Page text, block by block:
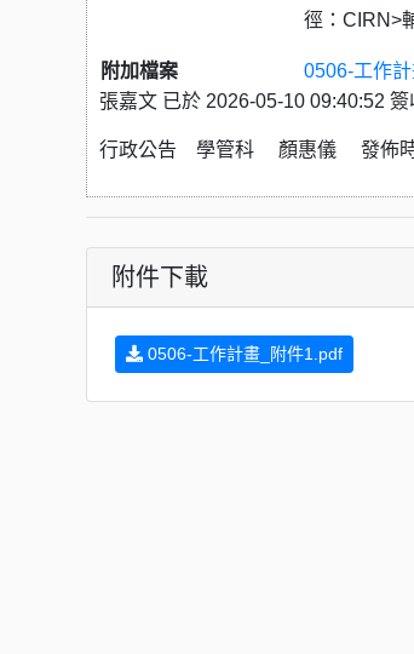
徑：CIRN>
附加檔案
0506-工作
張嘉文 已於 2026-05-10 09:40:52 簽
行政公告 學管科 顏惠儀 發佈時
附件下載
0506-工作計畫_附件1.pdf